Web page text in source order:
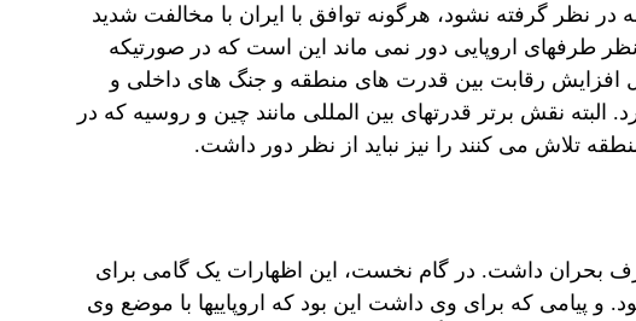
نظر گرفته نشود، هرگونه توافق با ایران با مخالفت شدید
طرفهای اروپایی دور نمی ماند این است که در صورتیکه
افزایش رقابت بین قدرت های منطقه و جنگ های داخلی و
البته نقش برتر قدرتهای بین المللی مانند چین و روسیه که در
تلاش می کنند را نیز نباید از نظر دور داشت.
طرف بحران
بحران داشت. در گام نخست، این اظهارات یک گامی برای
و پیامی که برای وی داشت این بود که اروپاییها با موضع وی